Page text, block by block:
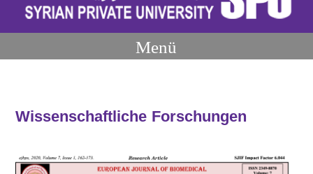
Menü
Wissenschaftliche Forschungen